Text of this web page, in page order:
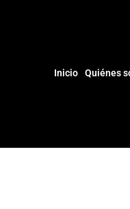
Inicio Quiénes